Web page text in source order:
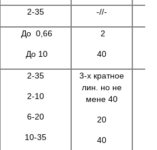
2-35 -//-
До 0,66
До 10
2
40
2-35
2-10
6-20
10-35
3-х кратное
лин. но не
мене 40
20
40